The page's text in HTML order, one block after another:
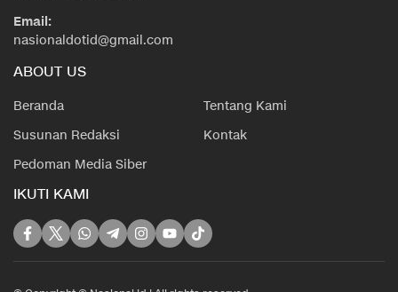
Email:
nasionaldotid@gmail.com
ABOUT US
Beranda
Tentang Kami
Susunan Redaksi
Kontak
Pedoman Media Siber
IKUTI KAMI